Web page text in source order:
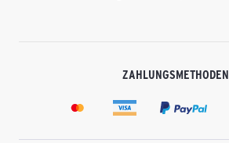
ZAHLUNGSMETHODEN